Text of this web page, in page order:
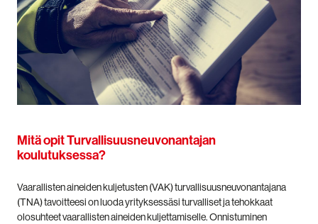
Mitä opit Turvallisuusneuvonantajan
koulutuksessa?
Vaarallisten aineiden kuljetusten (VAK) turvallisuusneuvonantajana
(TNA) tavoitteesi on luoda yrityksessäsi turvalliset ja tehokkaat
olosuhteet vaarallisten aineiden kuljettamiselle. Onnistuminen